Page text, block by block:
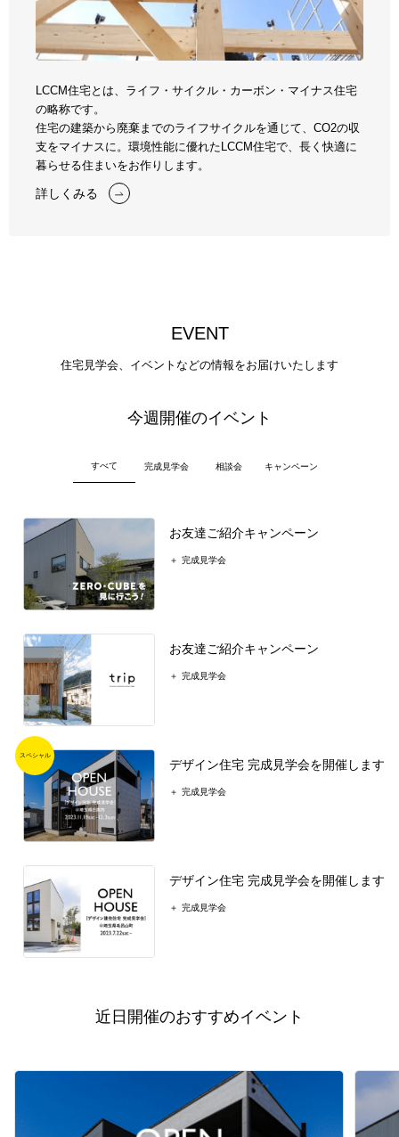
LCCM住宅とは、ライフ・サイクル・カーボン・マイナス住宅
の略称です。
住宅の建築から廃棄までのライフサイクルを通じて、CO2の収
支をマイナスに。 環境性能に優れたLCCM住宅で、長く快適に
暮らせる住まいをお作りします。
詳しくみる
EVENT
住宅見学会、イベントなどの情報をお届けいたします
今週開催のイベント
すべて 完成見学会 相談会 キャンペーン
お友達ご紹介キャンペーン
完成見学会
お友達ご紹介キャンペーン
完成見学会
デザイン住宅 完成見学会を開催します
完成見学会
デザイン住宅 完成見学会を開催します
完成見学会
近日開催のおすすめイベント